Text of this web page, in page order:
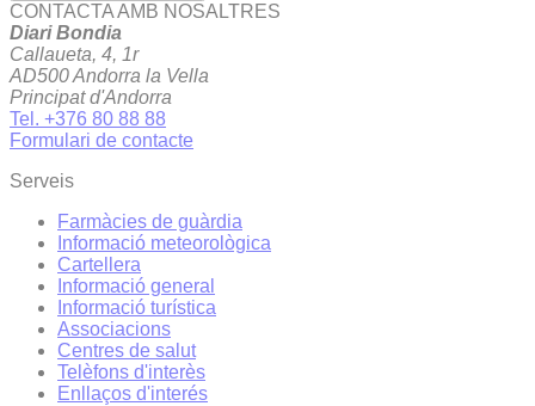
CONTACTA AMB NOSALTRES
Diari Bondia
Callaueta, 4, 1r
AD500 Andorra la Vella
Principat d'Andorra
Tel. +376 80 88 88
Formulari de contacte
Serveis
Farmàcies de guàrdia
Informació meteorològica
Cartellera
Informació general
Informació turística
Associacions
Centres de salut
Telèfons d'interès
Enllaços d'interés